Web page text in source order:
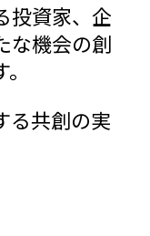
投資家、企
な機会の創
る共創の実